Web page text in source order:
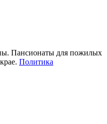
Пансионаты для пожилых
Политика